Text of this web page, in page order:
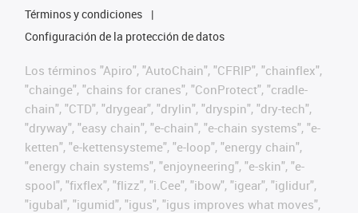
Términos y condiciones
Configuración de la protección de datos
Los términos "Apiro", "AutoChain", "CFRIP", "chainflex",
"chainge", "chains for cranes", "ConProtect", "cradle-
chain", "CTD", "drygear", "drylin", "dryspin", "dry-tech",
"dryway", "easy chain", "e-chain", "e-chain systems", "e-
ketten", "e-kettensysteme", "e-loop", "energy chain",
"energy chain systems", "enjoyneering", "e-skin", "e-
spool", "fixflex", "flizz", "i.Cee", "ibow", "igear", "iglidur",
"igubal", "igumid", "igus", "igus improves what moves",